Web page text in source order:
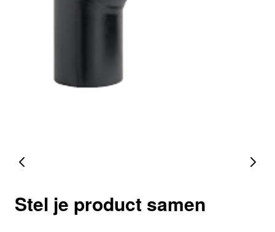
Stel je product samen